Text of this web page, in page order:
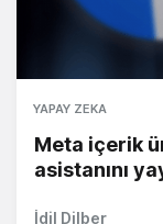
YAPAY ZEKA
Meta içerik
asistanını
İdil Dilber